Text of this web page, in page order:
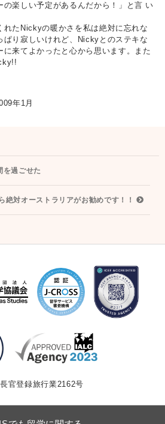
の楽しい予定があるんだから！」と言 い
れたNickyの暖かさを私は絶対に忘れな
ぱり寂しいけれど、Nickyとのステキな
に来てよかったと心から思います。また
年1月
を過ごせた
絶対オーストラリアがお勧めです！！
官登録旅行業2162号